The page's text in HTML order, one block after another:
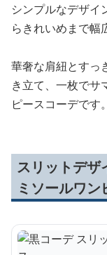
シンプルなデザイ
らきれいめまで幅
華奢な肩紐とすっ
き立て、一枚でサ
ピースコーデです。
スリットデザ
ミソールワ